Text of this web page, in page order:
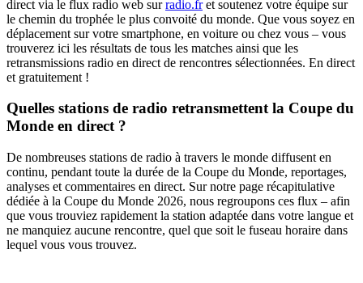
direct via le flux radio web surradio.fret soutenez votre équipe sur
le chemin du trophée le plus convoité du monde. Que vous soyez en
déplacement sur votre smartphone, en voiture ou chez vous – vous
trouverez ici les résultats de tous les matches ainsi que les
retransmissions radio en direct de rencontres sélectionnées. En direct
et gratuitement !
Quelles stations de radio retransmettent la Coupe du
Monde en direct ?
De nombreuses stations de radio à travers le monde diffusent en
continu, pendant toute la durée de la Coupe du Monde, reportages,
analyses et commentaires en direct. Sur notre page récapitulative
dédiée à la Coupe du Monde 2026, nous regroupons ces flux – afin
que vous trouviez rapidement la station adaptée dans votre langue et
ne manquiez aucune rencontre, quel que soit le fuseau horaire dans
lequel vous vous trouvez.